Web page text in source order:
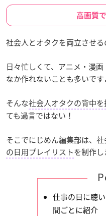
高画質
社会人とオタクを両立させる
日々忙しくて、アニメ・漫
なか作れないことも多いです
そんな社会人オタクの背中
ても過言ではない！
そこでにじめん編集部は、社
の日用プレイリストを制作し
仕事の日に聴
間ごとに紹介